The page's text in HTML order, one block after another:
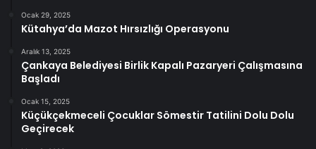
Ocak 29, 2025
Kütahya’da Mazot Hırsızlığı Operasyonu
Aralık 13, 2025
Çankaya Belediyesi Birlik Kapalı Pazaryeri Çalışmasına
Başladı
Ocak 15, 2025
Küçükçekmeceli Çocuklar Sömestir Tatilini Dolu Dolu
Geçirecek